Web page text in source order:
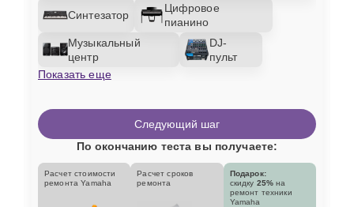
Синтезатор
Цифровое
пианино
Музыкальный
центр
DJ-
пульт
Показать еще
Следующий шаг
По окончанию теста вы получаете:
Расчет стоимости
ремонта Yamaha
Расчет сроков
ремонта
Подарок:
скидку 25% на
ремонт техники
Yamaha